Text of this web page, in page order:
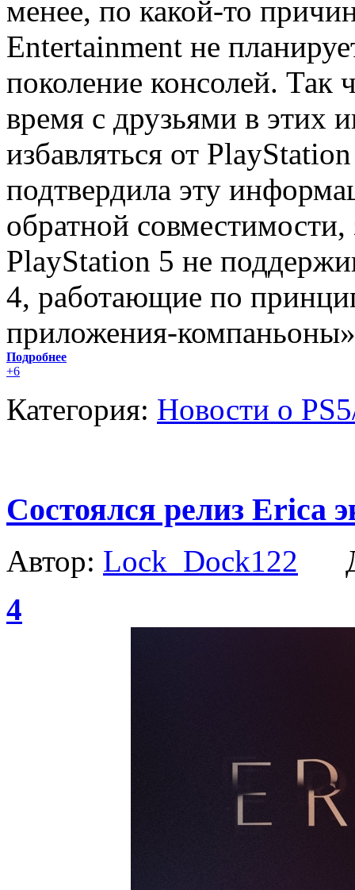
менее, по какой-то
Entertainment не
поколение консолей. Так
время с друзьями в этих
избавляться от
подтвердила эту
обратной совместимости,
PlayStation 5 не
4, работающие по
приложения-
Подробнее
+6
Категория: Новости о
Состоялся релиз Erica
Автор: Lock_Dock122
4